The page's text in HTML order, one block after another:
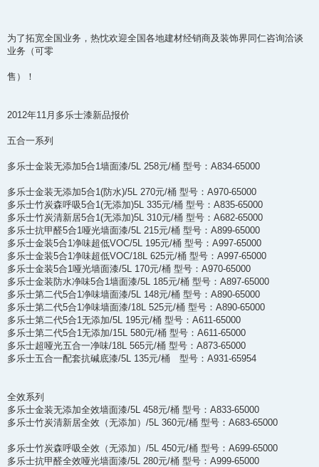
为了拓宽全国业务，热忱欢迎全国各地建材经销商及装饰界同仁咨询洽谈
业务（可零
售）！
2012年11月多乐士漆新品报价
五合一系列
多乐士金装无添加5合1墙面漆/5L 258元/桶 型号：A834-65000
多乐士金装无添加5合1(防水)/5L 270元/桶 型号：A970-65000
多乐士竹炭森呼吸5合1(无添加)5L 335元/桶 型号：A835-65000
多乐士竹炭清新居5合1(无添加)5L 310元/桶 型号：A682-65000
多乐士抗甲醛5合1哑光墙面漆/5L 215元/桶 型号：A899-65000
多乐士金装5合1净味超低VOC/5L 195元/桶 型号：A997-65000
多乐士金装5合1净味超低VOC/18L 625元/桶 型号：A997-65000
多乐士金装5合1哑光墙面漆/5L 170元/桶 型号：A970-65000
多乐士金装防水净味5合1墙面漆/5L 185元/桶 型号：A897-65000
多乐士第二代5合1净味墙面漆/5L 148元/桶 型号：A890-65000
多乐士第二代5合1净味墙面漆/18L 525元/桶 型号：A890-65000
多乐士第二代5合1无添加/5L 195元/桶 型号：A611-65000
多乐士第二代5合1无添加/15L 580元/桶 型号：A611-65000
多乐士超哑光五合一净味/18L 565元/桶 型号：A873-65000
多乐士五合一配套抗碱底漆/5L 135元/桶 型号：A931-65954
全效系列
多乐士金装无添加全效墙面漆/5L 458元/桶 型号：A833-65000
多乐士竹炭清新居全效（无添加）/5L 360元/桶 型号：A683-65000
多乐士竹炭森呼吸全效（无添加）/5L 450元/桶 型号：A699-65000
多乐士抗甲醛全效哑光墙面漆/5L 280元/桶 型号：A999-65000